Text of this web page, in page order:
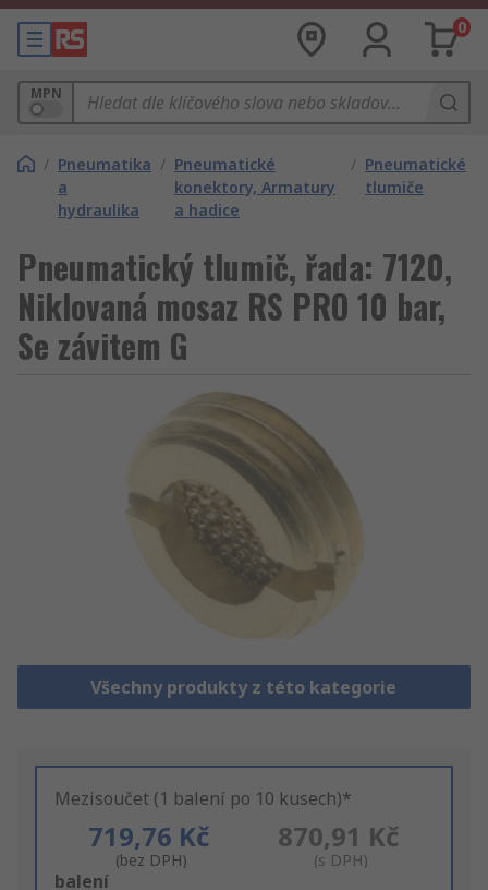
0
MPN
/ Pneumatika
a
hydraulika
/ Pneumatické
konektory, Armatury
a hadice
/ Pneumatické
tlumiče
Pneumatický tlumič, řada: 7120,
Niklovaná mosaz RS PRO 10 bar,
Se závitem G
Všechny produkty z této kategorie
Mezisoučet (1 balení po 10 kusech)*
719,76 Kč
(bez DPH)
870,91 Kč
(s DPH)
Add
balení